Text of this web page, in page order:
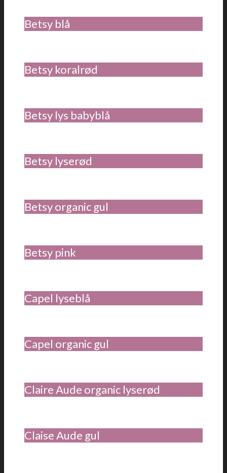
Betsy blå
Betsy koralrød
Betsy lys babyblå
Betsy lyserød
Betsy organic gul
Betsy pink
Capel lyseblå
Capel organic gul
Claire Aude organic lyserød
Claise Aude gul